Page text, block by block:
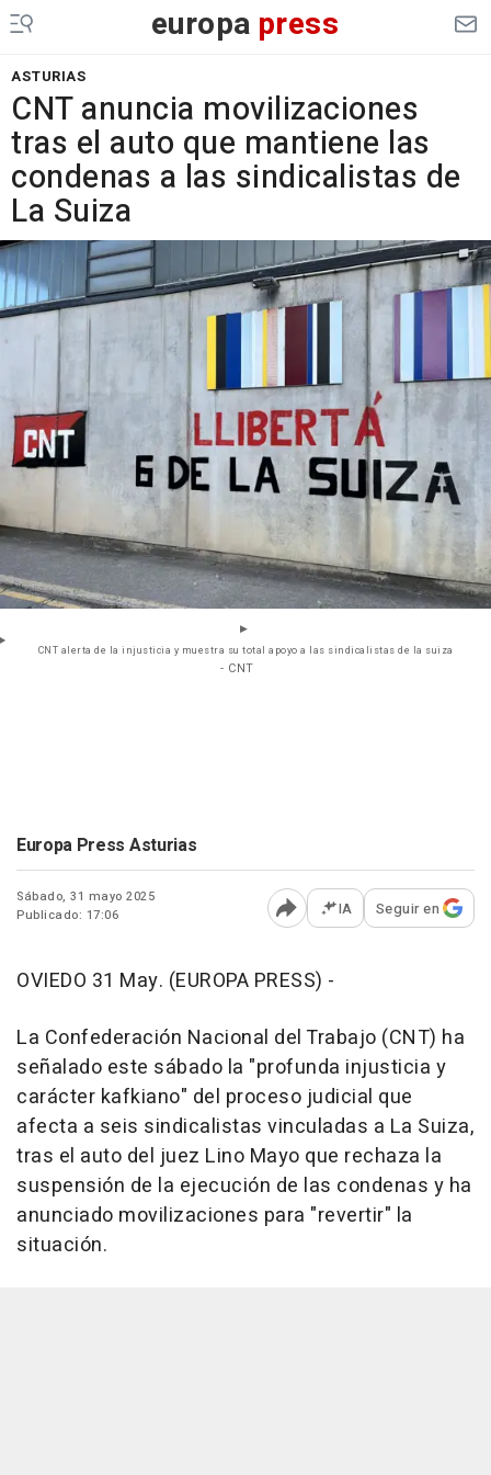
europa press
ASTURIAS
CNT anuncia movilizaciones
tras el auto que mantiene las
condenas a las sindicalistas de
La Suiza
CNT alerta de la injusticia y muestra su total apoyo a las sindicalistas de la suiza
- CNT
Europa Press Asturias
Sábado, 31 mayo 2025
Publicado: 17:06
Abrir opciones para
IA Seguir en
OVIEDO 31 May. (EUROPA PRESS) -
La Confederación Nacional del Trabajo (CNT) ha
señalado este sábado la "profunda injusticia y
carácter kafkiano" del proceso judicial que
afecta a seis sindicalistas vinculadas a La Suiza,
tras el auto del juez Lino Mayo que rechaza la
suspensión de la ejecución de las condenas y ha
anunciado movilizaciones para "revertir" la
situación.